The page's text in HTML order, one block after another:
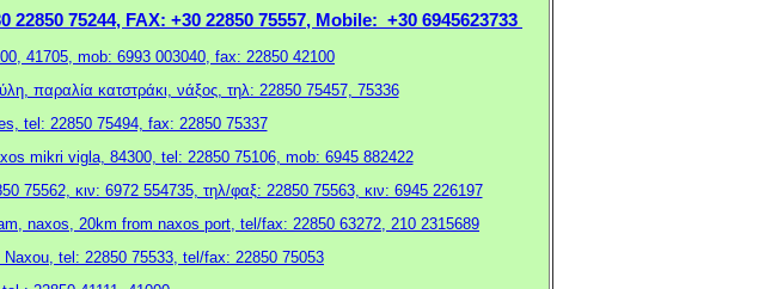
22850 75244, FAX: +30 22850 75557, Mobile: +30 6945623733
41705, mob: 6993 003040, fax: 22850 42100
παραλία κατστράκι, νάξος, τηλ: 22850 75457, 75336
tel: 22850 75494, fax: 22850 75337
mikri vigla, 84300, tel: 22850 75106, mob: 6945 882422
75562, κιν: 6972 554735, τηλ/φαξ: 22850 75563, κιν: 6945 226197
20km from naxos port, tel/fax: 22850 63272, 210 2315689
tel: 22850 75533, tel/fax: 22850 75053